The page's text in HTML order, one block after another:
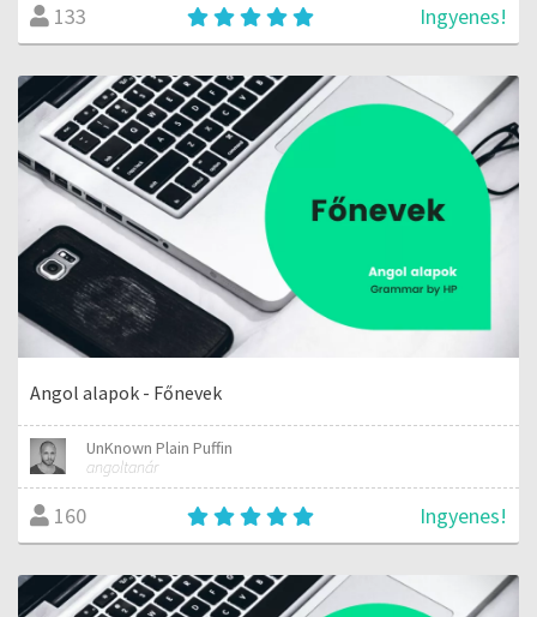
133 Ingyenes!
Angol alapok - Főnevek
UnKnown Plain Puffin
angoltanár
160 Ingyenes!